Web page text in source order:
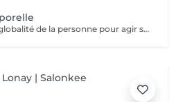
Le massage porte sur la globalité de la personne pour agir sur les plans, mental, physique, énergétiques et émotionnels. Il s'adresse à toute personne souhaitant se réapproprier son corps et sa vie.